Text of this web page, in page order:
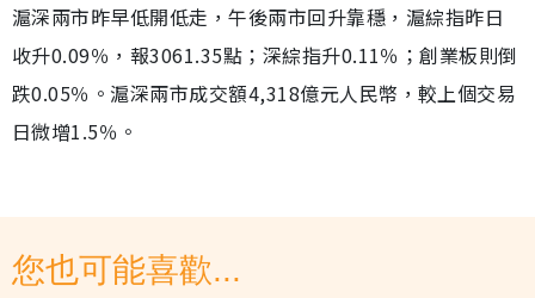
滬深兩市昨早低開低走，午後兩市回升靠穩，滬綜指昨日
收升0.09％，報3061.35點；深綜指升0.11％；創業板則倒
跌0.05％。滬深兩市成交額4,318億元人民幣，較上個交易
日微增1.5％。
您也可能喜歡...